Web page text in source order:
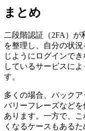
まとめ
二段階認証（2FA）が
を整理し、自分の状
じようにログインで
しているサービスに
す。
多くの場合、バック
バリーフレーズなど
あります。一方で、
くなるケースもあるた